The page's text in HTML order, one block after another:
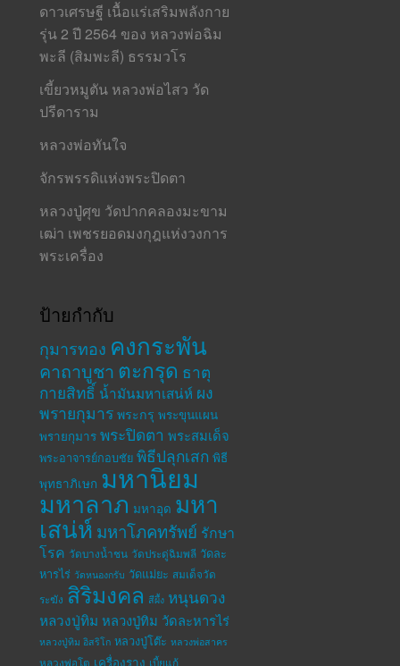
ดาวเศรษฐี เนื้อแร่เสริมพลังกาย
รุ่น 2 ปี 2564 ของ หลวงพ่อฉิม
พะลี (สิมพะลี) ธรรมวโร
เขี้ยวหมูตัน หลวงพ่อไสว วัด
ปรีดาราม
หลวงพ่อทันใจ
จักรพรรดิแห่งพระปิดตา
หลวงปู่ศุข วัดปากคลองมะขาม
เฒ่า เพชรยอดมงกุฎแห่งวงการ
พระเครื่อง
ป้ายกำกับ
กุมารทอง คงกระพัน
คาถาบูชา ตะกรุด ธาตุ
กายสิทธิ์ น้ำมันมหาเสน่ห์ ผง
พรายกุมาร พระกรุ พระขุนแผน
พรายกุมาร พระปิดตา พระสมเด็จ
พระอาจารย์กอบชัย พิธีปลุกเสก พิธี
พุทธาภิเษก มหานิยม
มหาลาภ มหาอุด มหา
เสน่ห์ มหาโภคทรัพย์ รักษา
โรค วัดบางน้ำชน วัดประดู่ฉิมพลี วัดละ
หารไร่ วัดหนองกรับ วัดแม่ยะ สมเด็จวัด
ระฆัง สิริมงคล สีผึ้ง หนุนดวง
หลวงปู่ทิม หลวงปู่ทิม วัดละหารไร่
หลวงปู่ทิม อิสริโก หลวงปู่โต๊ะ หลวงพ่อสาคร
หลวงพ่อโต เครื่องราง เบี้ยแก้